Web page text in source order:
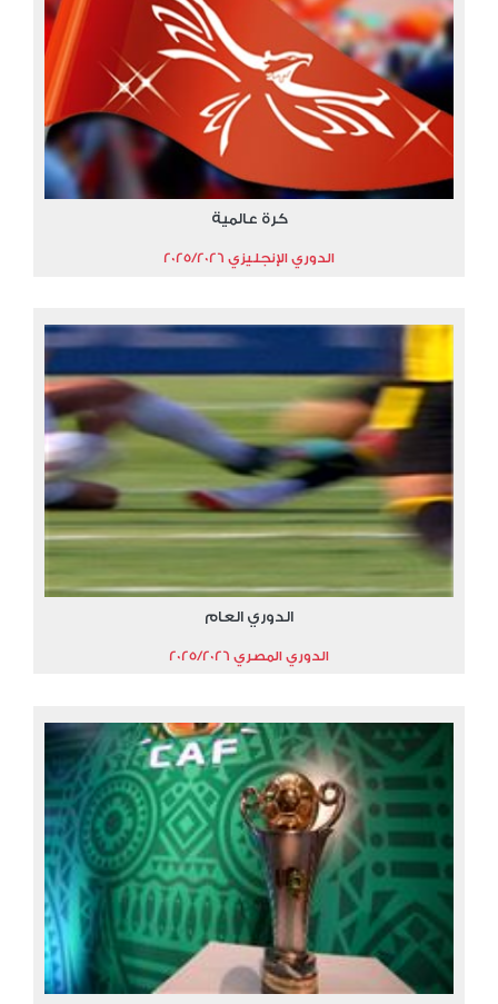
كرة عالمية
الدوري الإنجليزي 2025/2026
الدوري العام
الدوري المصري 2025/2026